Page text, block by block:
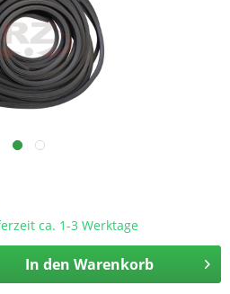
ca. 1-3 Werktage
In den Warenkorb